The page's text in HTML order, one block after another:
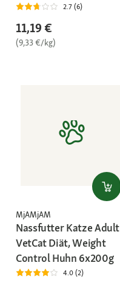
2.7 (6)
11,19 €
(9,33 €/kg)
MjAMjAM
Nassfutter Katze Adult
VetCat Diät, Weight
Control Huhn 6x200g
4.0 (2)